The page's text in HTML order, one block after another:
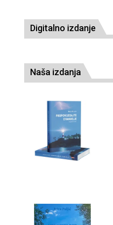
Digitalno izdanje
Naša izdanja